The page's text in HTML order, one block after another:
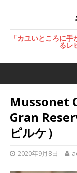
「カユいところに
るレ
Mussonet
Gran
ピルケ）
2020年9月8日